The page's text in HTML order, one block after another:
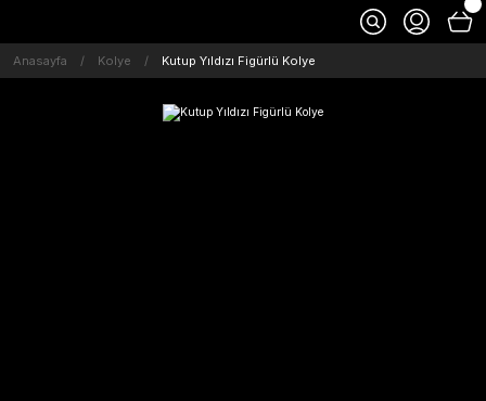
Anasayfa Kolye Kutup Yıldızı Figürlü Kolye